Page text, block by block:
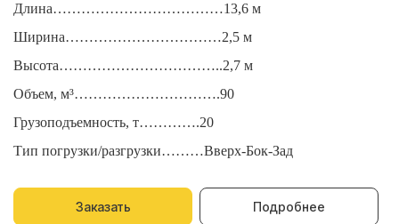
Длина………………………………13,6 м
Ширина……………………………2,5 м
Высота……………………………..2,7 м
Объем, м³………………………….90
Грузоподъемность, т………….20
Тип погрузки/разгрузки………Вверх-Бок-Зад
Заказать Подробнее